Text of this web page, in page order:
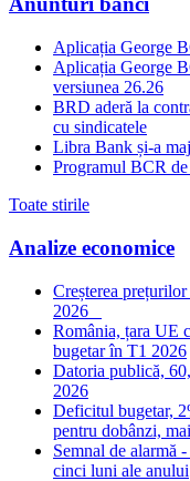
Aplicația George
Aplicația George
versiunea 26.26
BRD aderă la
cu sindicatele
Libra Bank și-a
Programul BCR de
Toate stirile
Analize economice
Creșterea
2026
România, țara UE
bugetar în T1 2026
Datoria publică,
2026
Deficitul bugetar,
pentru dobânzi,
Semnal de alarmă
cinci luni ale anului